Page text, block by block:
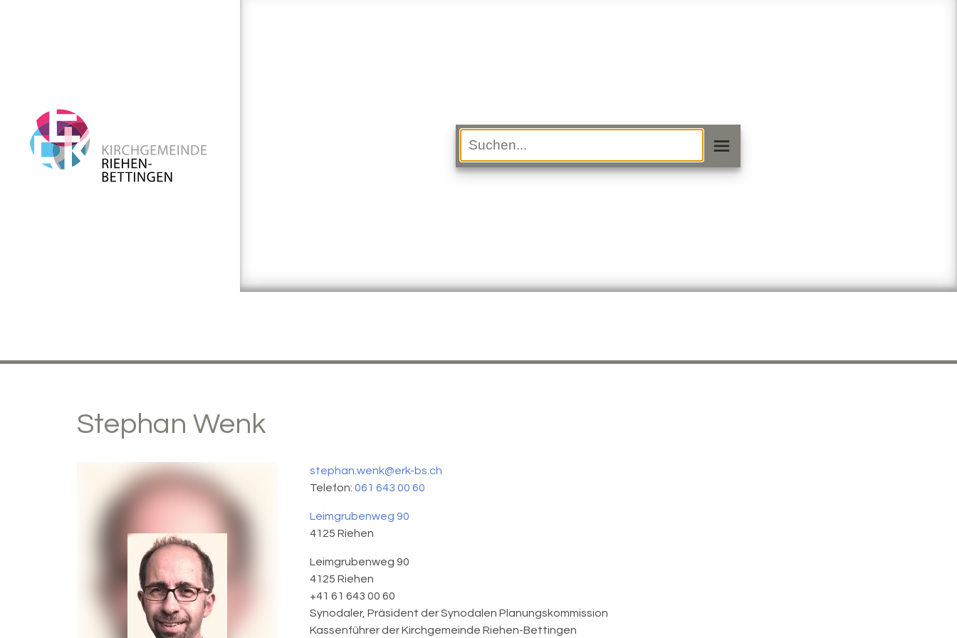
Stephan Wenk
stephan.wenk@erk-bs.ch
Telefon: 061 643 00 60
Leimgrubenweg 90
4125 Riehen
Leimgrubenweg 90
4125 Riehen
+41 61 643 00 60
Synodaler, Präsident der Synodalen Planungskommission
Kassenführer der Kirchgemeinde Riehen-Bettingen